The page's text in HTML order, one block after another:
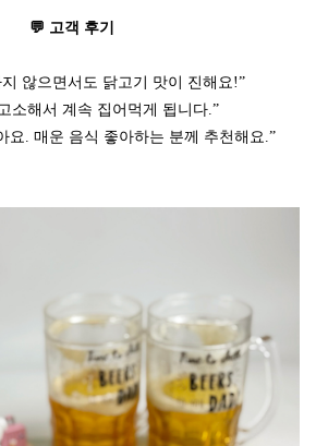
💬 고객 후기
않으면서도 닭고기 맛이 진해요!”
소해서 계속 집어먹게 됩니다.”
요. 매운 음식 좋아하는 분께 추천해요.”